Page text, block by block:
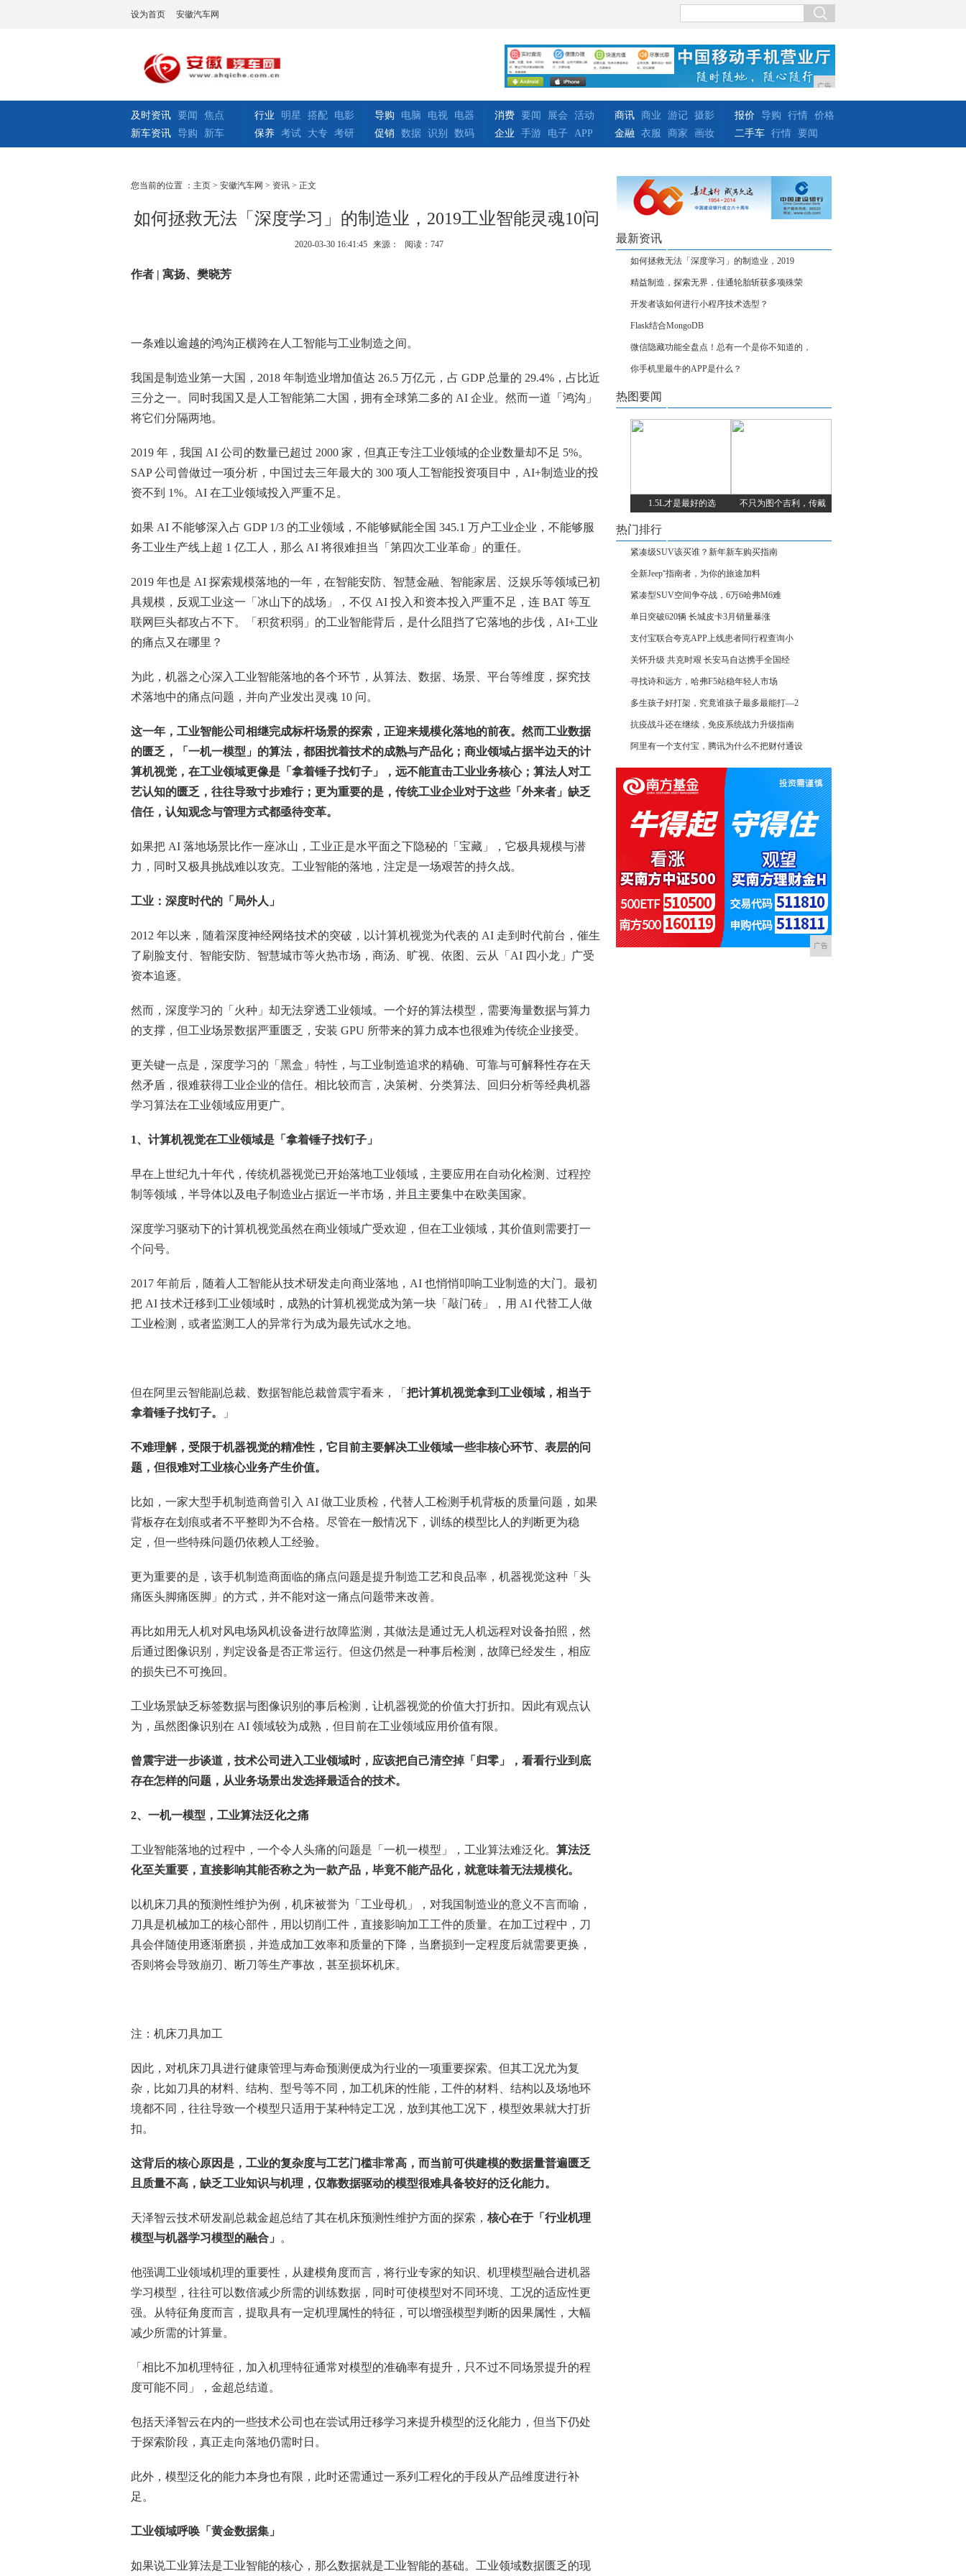
设为首页 安徽汽车网
广告
及时资讯 要闻
焦点
新车资讯 导购 新车
行业 明星 搭配
电影
保养 考试 大专 考研
导购 电脑 电视
电器
促销
数据 识别 数码
消费 要闻 展会
活动
企业
手游 电子 APP
商讯 商业 游记 摄影
金融
衣服 商家 画妆
报价 导购 行情 价格
二手车 行情 要闻
您当前的位置 ： 主页 > 安徽汽车网 > 资讯 > 正文
如何拯救无法「深度学习」的制造业，2019工业智能灵魂10问
2020-03-30 16:41:45 来源： 阅读：747
作者 | 寓扬、樊晓芳
一条难以逾越的鸿沟正横跨在人工智能与工业制造之间。
我国是制造业第一大国，2018 年制造业增加值达 26.5 万亿元，占 GDP 总量的 29.4%，占比近
三分之一。同时我国又是人工智能第二大国，拥有全球第二多的 AI 企业。然而一道「鸿沟」
将它们分隔两地。
2019 年，我国 AI 公司的数量已超过 2000 家，但真正专注工业领域的企业数量却不足 5%。
SAP 公司曾做过一项分析，中国过去三年最大的 300 项人工智能投资项目中，AI+制造业的投
资不到 1%。AI 在工业领域投入严重不足。
如果 AI 不能够深入占 GDP 1/3 的工业领域，不能够赋能全国 345.1 万户工业企业，不能够服
务工业生产线上超 1 亿工人，那么 AI 将很难担当「第四次工业革命」的重任。
2019 年也是 AI 探索规模落地的一年，在智能安防、智慧金融、智能家居、泛娱乐等领域已初
具规模，反观工业这一「冰山下的战场」，不仅 AI 投入和资本投入严重不足，连 BAT 等互
联网巨头都攻占不下。「积贫积弱」的工业智能背后，是什么阻挡了它落地的步伐，AI+工业
的痛点又在哪里？
为此，机器之心深入工业智能落地的各个环节，从算法、数据、场景、平台等维度，探究技
术落地中的痛点问题，并向产业发出灵魂 10 问。
这一年，工业智能公司相继完成标杆场景的探索，正迎来规模化落地的前夜。然而工业数据
的匮乏，「一机一模型」的算法，都困扰着技术的成熟与产品化；商业领域占据半边天的计
算机视觉，在工业领域更像是「拿着锤子找钉子」，远不能直击工业业务核心；算法人对工
艺认知的匮乏，往往导致寸步难行；更为重要的是，传统工业企业对于这些「外来者」缺乏
信任，认知观念与管理方式都亟待变革。
如果把 AI 落地场景比作一座冰山，工业正是水平面之下隐秘的「宝藏」，它极具规模与潜
力，同时又极具挑战难以攻克。工业智能的落地，注定是一场艰苦的持久战。
工业：深度时代的「局外人」
2012 年以来，随着深度神经网络技术的突破，以计算机视觉为代表的 AI 走到时代前台，催生
了刷脸支付、智能安防、智慧城市等火热市场，商汤、旷视、依图、云从「AI 四小龙」广受
资本追逐。
然而，深度学习的「火种」却无法穿透工业领域。一个好的算法模型，需要海量数据与算力
的支撑，但工业场景数据严重匮乏，安装 GPU 所带来的算力成本也很难为传统企业接受。
更关键一点是，深度学习的「黑盒」特性，与工业制造追求的精确、可靠与可解释性存在天
然矛盾，很难获得工业企业的信任。相比较而言，决策树、分类算法、回归分析等经典机器
学习算法在工业领域应用更广。
1、计算机视觉在工业领域是「拿着锤子找钉子」
早在上世纪九十年代，传统机器视觉已开始落地工业领域，主要应用在自动化检测、过程控
制等领域，半导体以及电子制造业占据近一半市场，并且主要集中在欧美国家。
深度学习驱动下的计算机视觉虽然在商业领域广受欢迎，但在工业领域，其价值则需要打一
个问号。
2017 年前后，随着人工智能从技术研发走向商业落地，AI 也悄悄叩响工业制造的大门。最初
把 AI 技术迁移到工业领域时，成熟的计算机视觉成为第一块「敲门砖」，用 AI 代替工人做
工业检测，或者监测工人的异常行为成为最先试水之地。
但在阿里云智能副总裁、数据智能总裁曾震宇看来，「 把计算机视觉拿到工业领域，相当于
拿着锤子找钉子。
」
不难理解，受限于机器视觉的精准性，它目前主要解决工业领域一些非核心环节、表层的问
题，但很难对工业核心业务产生价值。
比如，一家大型手机制造商曾引入 AI 做工业质检，代替人工检测手机背板的质量问题，如果
背板存在划痕或者不平整即为不合格。尽管在一般情况下，训练的模型比人的判断更为稳
定，但一些特殊问题仍依赖人工经验。
更为重要的是，该手机制造商面临的痛点问题是提升制造工艺和良品率，机器视觉这种「头
痛医头脚痛医脚」的方式，并不能对这一痛点问题带来改善。
再比如用无人机对风电场风机设备进行故障监测，其做法是通过无人机远程对设备拍照，然
后通过图像识别，判定设备是否正常运行。但这仍然是一种事后检测，故障已经发生，相应
的损失已不可挽回。
工业场景缺乏标签数据与图像识别的事后检测，让机器视觉的价值大打折扣。因此有观点认
为，虽然图像识别在 AI 领域较为成熟，但目前在工业领域应用价值有限。
曾震宇进一步谈道，技术公司进入工业领域时，应该把自己清空掉「归零」，看看行业到底
存在怎样的问题，从业务场景出发选择最适合的技术。
2、一机一模型，工业算法泛化之痛
工业智能落地的过程中，一个令人头痛的问题是「一机一模型」，工业算法难泛化。 算法泛
化至关重要，直接影响其能否称之为一款产品，毕竟不能产品化，就意味着无法规模化。
以机床刀具的预测性维护为例，机床被誉为「工业母机」，对我国制造业的意义不言而喻，
刀具是机械加工的核心部件，用以切削工件，直接影响加工工件的质量。在加工过程中，刀
具会伴随使用逐渐磨损，并造成加工效率和质量的下降，当磨损到一定程度后就需要更换，
否则将会导致崩刃、断刀等生产事故，甚至损坏机床。
注：机床刀具加工
因此，对机床刀具进行健康管理与寿命预测便成为行业的一项重要探索。但其工况尤为复
杂，比如刀具的材料、结构、型号等不同，加工机床的性能，工件的材料、结构以及场地环
境都不同，往往导致一个模型只适用于某种特定工况，放到其他工况下，模型效果就大打折
扣。
这背后的核心原因是，工业的复杂度与工艺门槛非常高，而当前可供建模的数据量普遍匮乏
且质量不高，缺乏工业知识与机理，仅靠数据驱动的模型很难具备较好的泛化能力。
天泽智云技术研发副总裁金超总结了其在机床预测性维护方面的探索， 核心在于「行业机理
模型与机器学习模型的融合」
。
他强调工业领域机理的重要性，从建模角度而言，将行业专家的知识、机理模型融合进机器
学习模型，往往可以数倍减少所需的训练数据，同时可使模型对不同环境、工况的适应性更
强。从特征角度而言，提取具有一定机理属性的特征，可以增强模型判断的因果属性，大幅
减少所需的计算量。
「相比不加机理特征，加入机理特征通常对模型的准确率有提升，只不过不同场景提升的程
度可能不同」，金超总结道。
包括天泽智云在内的一些技术公司也在尝试用迁移学习来提升模型的泛化能力，但当下仍处
于探索阶段，真正走向落地仍需时日。
此外，模型泛化的能力本身也有限，此时还需通过一系列工程化的手段从产品维度进行补
足。
工业领域呼唤「黄金数据集」
如果说工业算法是工业智能的核心，那么数据就是工业智能的基础。工业领域数据匮乏的现
最新资讯
如何拯救无法「深度学习」的制造业，2019
精益制造，探索无界，佳通轮胎斩获多项殊荣
开发者该如何进行小程序技术选型？
Flask结合MongoDB
微信隐藏功能全盘点！总有一个是你不知道的，
你手机里最牛的APP是什么？
热图要闻
1.5L才是最好的选 不只为图个吉利，传戴
热门排行
紧凑级SUV该买谁？新年新车购买指南
全新Jeep⁺指南者，为你的旅途加料
紧凑型SUV空间争夺战，6万6哈弗M6难
单日突破620辆 长城皮卡3月销量暴涨
支付宝联合夸克APP上线患者同行程查询小
关怀升级 共克时艰 长安马自达携手全国经
寻找诗和远方，哈弗F5站稳年轻人市场
多生孩子好打架，究竟谁孩子最多最能打—2
抗疫战斗还在继续，免疫系统战力升级指南
阿里有一个支付宝，腾讯为什么不把财付通设
广告